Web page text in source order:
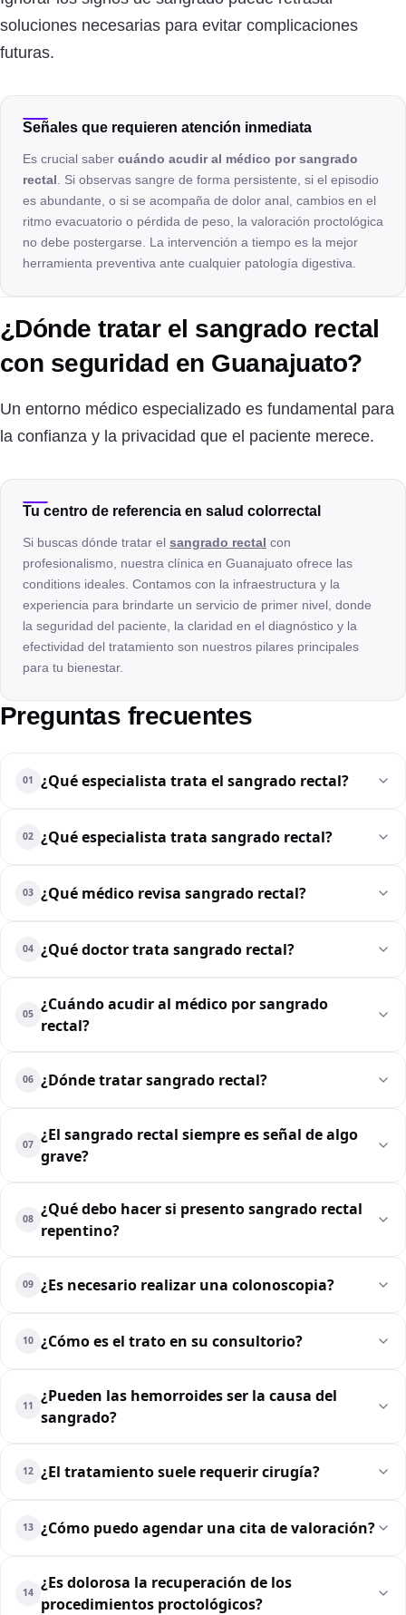
soluciones necesarias para evitar complicaciones
futuras.
Señales que requieren atención inmediata
Es crucial saber cuándo acudir al médico por sangrado
rectal . Si observas sangre de forma persistente, si el episodio
es abundante, o si se acompaña de dolor anal, cambios en el
ritmo evacuatorio o pérdida de peso, la valoración proctológica
no debe postergarse. La intervención a tiempo es la mejor
herramienta preventiva ante cualquier patología digestiva.
¿Dónde tratar el sangrado rectal
con seguridad en Guanajuato?
Un entorno médico especializado es fundamental para
la confianza y la privacidad que el paciente merece.
Tu centro de referencia en salud colorrectal
Si buscas dónde tratar el sangrado rectal con
profesionalismo, nuestra clínica en Guanajuato ofrece las
conditions ideales. Contamos con la infraestructura y la
experiencia para brindarte un servicio de primer nivel, donde
la seguridad del paciente, la claridad en el diagnóstico y la
efectividad del tratamiento son nuestros pilares principales
para tu bienestar.
Preguntas frecuentes
01 ¿Qué especialista trata el sangrado rectal?
02 ¿Qué especialista trata sangrado rectal?
03 ¿Qué médico revisa sangrado rectal?
04 ¿Qué doctor trata sangrado rectal?
05
¿Cuándo acudir al médico por sangrado
rectal?
06 ¿Dónde tratar sangrado rectal?
07
¿El sangrado rectal siempre es señal de algo
grave?
08
¿Qué debo hacer si presento sangrado rectal
repentino?
09 ¿Es necesario realizar una colonoscopia?
10 ¿Cómo es el trato en su consultorio?
11
¿Pueden las hemorroides ser la causa del
sangrado?
12 ¿El tratamiento suele requerir cirugía?
13 ¿Cómo puedo agendar una cita de valoración?
14
¿Es dolorosa la recuperación de los
procedimientos proctológicos?